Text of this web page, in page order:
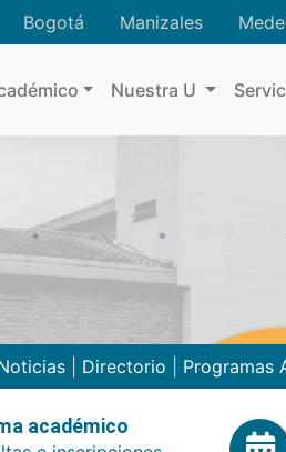
Bogotá Manizales
Nuestra U
| Directorio Programas
académico